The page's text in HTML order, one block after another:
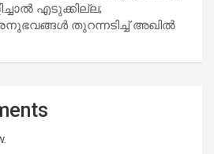
എടുക്കില്ല;
തുറന്നടിച്ച് അഖില്‍